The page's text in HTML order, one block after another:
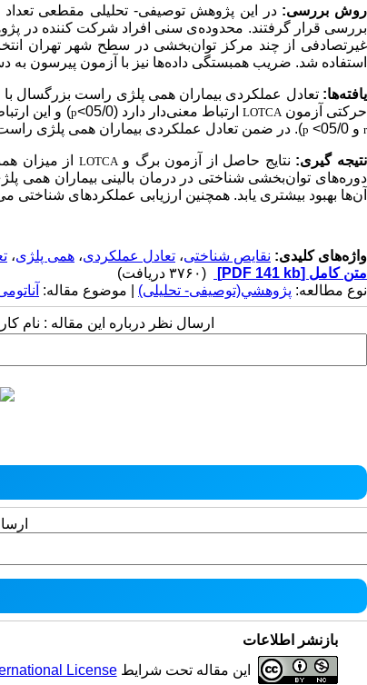
روش بررسی:
غیرتصادفی از چند مرکز توان‌بخشی در سطح شهر تهران
استفاده شد. ضریب همبستگی داده‌ها نیز با آزمون پیرسون به
یافته‌ها:تعادل عملکردی بیماران همی پلژی راست بزرگسال با
حرکتی آزمون LOTCA ارتباط معنی‌دار دارد (05/0> p) و این
r و 05/0> p). در ضمن تعادل عملکردی بیماران همی پلژی راست
نتیجه گیری: نتایج حاصل از آزمون برگ و LOTCA از میزان
دوره‌های توان‌بخشی شناختی در درمان بالینی بیماران همی
آن‌ها بهبود بیشتری یابد. همچنین ارزیابی عملکردهای
واژه‌های کلیدی: نقایص شناختی، تعادل عملکردی، همی پلژی،
متن کامل [PDF 141 kb]
(۳۷۶۰ دریافت)
نوع مطالعه: پژوهشي(توصیفی- تحلیلی) | موضوع مقاله:
ارسال نظر درباره این مقاله : نام
بازنشر اطلاعات
این مقاله تحت شرایطLicense